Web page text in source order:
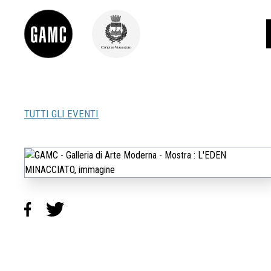
SHOP
TUTTI GLI EVENTI